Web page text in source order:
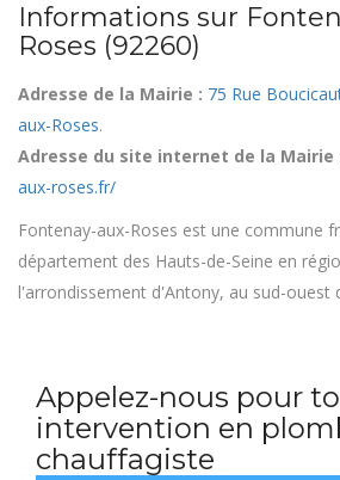
Informations sur
Roses (92260)
Adresse de la Mairie : 75 Rue
aux-Roses.
Adresse du site internet de la Mairie
aux-roses.fr/
Fontenay-aux-Roses est une commune
département des Hauts-de-Seine en
l'arrondissement d'Antony, au sud-ouest
Appelez-nous pour
intervention en
chauffagiste